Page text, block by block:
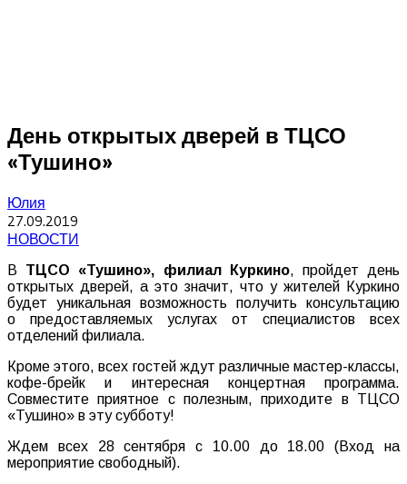
День открытых дверей в ТЦСО
«Тушино»
Юлия
27.09.2019
НОВОСТИ
В ТЦСО «Тушино», филиал Куркино, пройдет день
открытых дверей, а это значит, что у жителей Куркино
будет уникальная возможность получить консультацию
о предоставляемых услугах от специалистов всех
отделений филиала.
Кроме этого, всех гостей ждут различные мастер-классы,
кофе-брейк и интересная концертная программа.
Совместите приятное с полезным, приходите в ТЦСО
«Тушино» в эту субботу!
Ждем всех 28 сентября с 10.00 до 18.00 (Вход на
мероприятие свободный).